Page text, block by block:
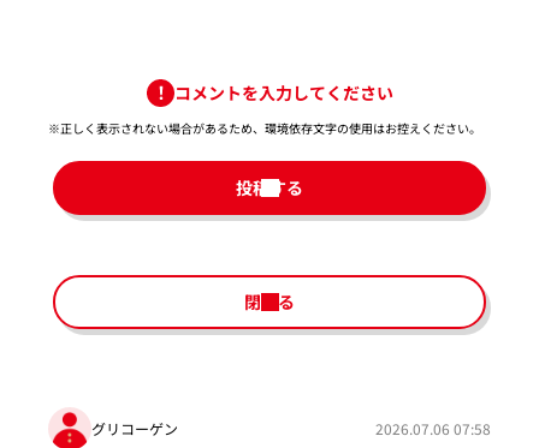
コメントを入力してください
※正しく表示されない場合があるため、環境依存文字の使用はお控えください。​
投稿する
閉じる
グリコーゲン 2026.07.06 07:58